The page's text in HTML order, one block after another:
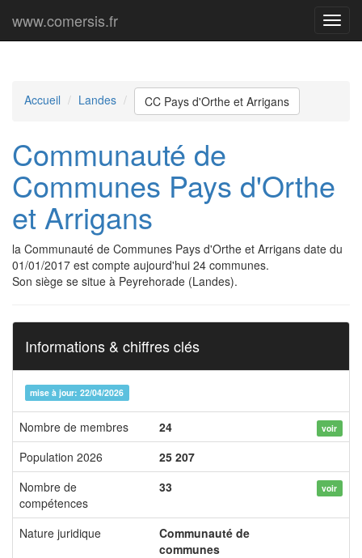
Menu
www.comersis.fr
Accueil Landes CC Pays d'Orthe et Arrigans
Communauté de
Communes Pays d'Orthe
et Arrigans
la Communauté de Communes Pays d'Orthe et Arrigans date du
01/01/2017 est compte aujourd'hui 24 communes.
Son siège se situe à Peyrehorade (Landes).
Informations & chiffres clés
mise à jour: 22/04/2026
Nombre de membres 24 voir
Population 2026
25 207
Nombre de
compétences
33 voir
Nature juridique
Communauté de
communes